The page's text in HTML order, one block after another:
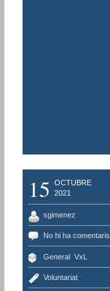
15
OCTUBRE
2021
sgimenez
No hi ha comentaris
General, VxL
Voluntariat